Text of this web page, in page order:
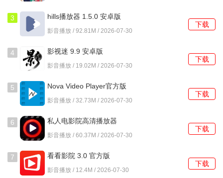
3 hills播放器 1.5.0 安卓版
影音播放 / 92.81M / 2026-07-30
下载
4 影视迷 9.9 安卓版
影音播放 / 19.02M / 2026-07-30
下载
5
Nova Video Player官方版
6.4.28 6.4.28-
影音播放 / 32.73M / 2026-07-30
下载
6
私人电影院高清播放器
1.0.15.1001 安卓版
影音播放 / 60.37M / 2026-07-30
下载
7 看看影院 3.0 官方版
影音播放 / 12.4M / 2026-07-30
下载